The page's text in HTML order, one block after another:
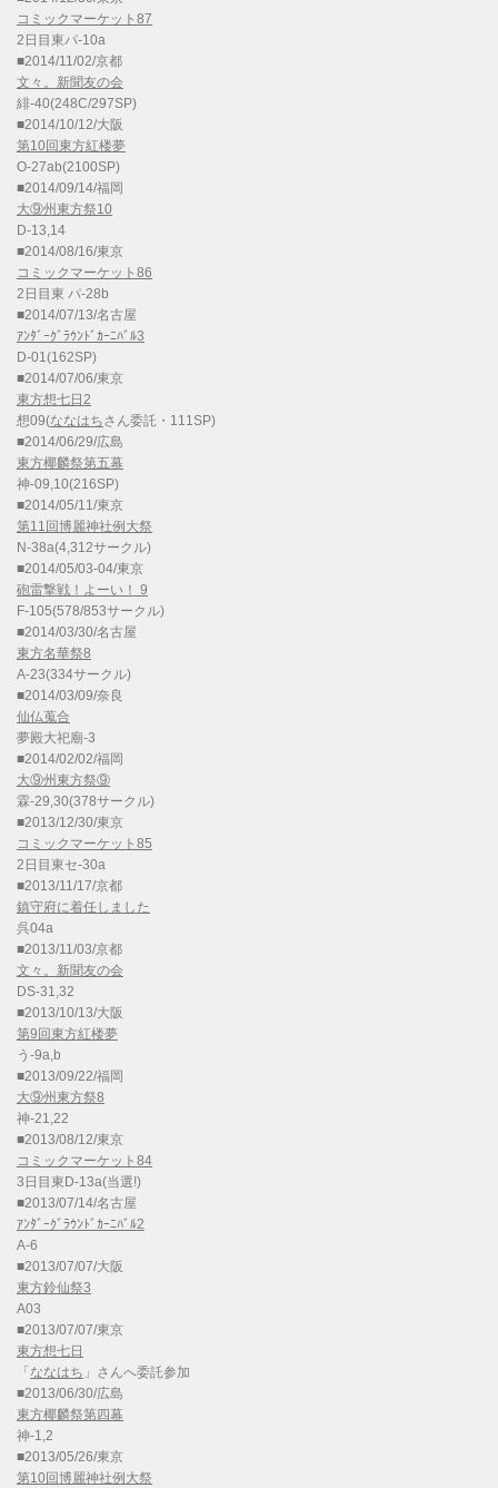
コミックマーケット87
2日目東パ-10a
■2014/11/02/京都
文々。新聞友の会
緋-40(248C/297SP)
■2014/10/12/大阪
第10回東方紅楼夢
O-27ab(2100SP)
■2014/09/14/福岡
大⑨州東方祭10
D-13,14
■2014/08/16/東京
コミックマーケット86
2日目東 パ-28b
■2014/07/13/名古屋
ｱﾝﾀﾞｰｸﾞﾗｳﾝﾄﾞｶｰﾆﾊﾞﾙ3
D-01(162SP)
■2014/07/06/東京
東方想七日2
想09(ななはちさん委託・111SP)
■2014/06/29/広島
東方椰麟祭第五幕
神-09,10(216SP)
■2014/05/11/東京
第11回博麗神社例大祭
N-38a(4,312サークル)
■2014/05/03-04/東京
砲雷撃戦！よーい！ 9
F-105(578/853サークル)
■2014/03/30/名古屋
東方名華祭8
A-23(334サークル)
■2014/03/09/奈良
仙仏蒐合
夢殿大祀廟-3
■2014/02/02/福岡
大⑨州東方祭⑨
霖-29,30(378サークル)
■2013/12/30/東京
コミックマーケット85
2日目東セ-30a
■2013/11/17/京都
鎮守府に着任しました
呉04a
■2013/11/03/京都
文々。新聞友の会
DS-31,32
■2013/10/13/大阪
第9回東方紅楼夢
う-9a,b
■2013/09/22/福岡
大⑨州東方祭8
神-21,22
■2013/08/12/東京
コミックマーケット84
3日目東D-13a(当選!)
■2013/07/14/名古屋
ｱﾝﾀﾞｰｸﾞﾗｳﾝﾄﾞｶｰﾆﾊﾞﾙ2
A-6
■2013/07/07/大阪
東方鈴仙祭3
A03
■2013/07/07/東京
東方想七日
「 ななはち 」さんへ委託参加
■2013/06/30/広島
東方椰麟祭第四幕
神-1,2
■2013/05/26/東京
第10回博麗神社例大祭